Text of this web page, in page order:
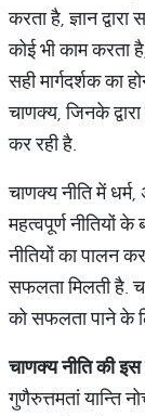
करता है, ज्ञान
कोई भी काम करता
सही मार्गदर्शक का
चाणक्य, जिनके
कर रही है.
चाणक्य नीति में
महत्वपूर्ण नीतियों के
नीतियों का पालन
सफलता मिलती है.
को सफलता पाने के
चाणक्यनीतिकीइस
गुणैरुत्तमतां यान्ति